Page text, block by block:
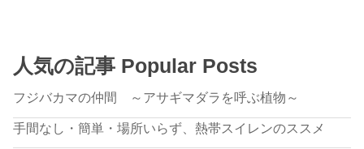
人気の記事 Popular Posts
フジバカマの仲間 ～アサギマダラを呼ぶ植物～
手間なし・簡単・場所いらず、熱帯スイレンのススメ